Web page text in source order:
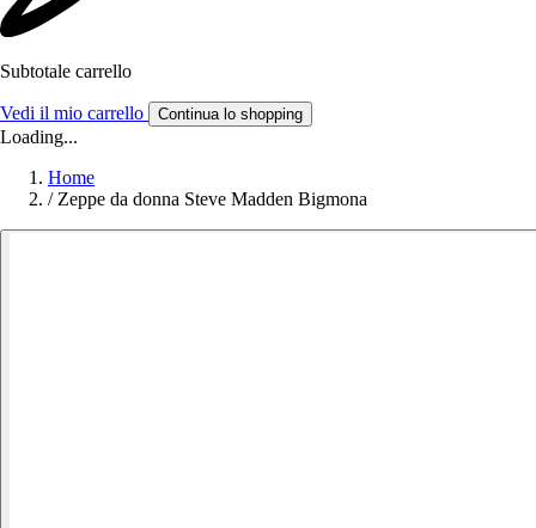
Subtotale carrello
Vedi il mio carrello Continua lo shopping
Loading...
Home
/ Zeppe da donna Steve Madden Bigmona